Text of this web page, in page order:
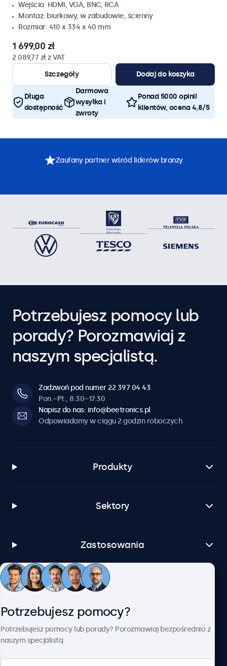
Wejścia: HDMI, VGA, BNC, RCA
Montaż: biurkowy, w zabudowie, ścienny
Rozmiar: 410 x 334 x 40 mm
1 699,00 zł
2 089,77 zł z VAT
Szczegóły
Dodaj do koszyka
Długa
dostępność
Darmowa
wysyłka i
zwroty
Ponad 5000 opinii
klientów, ocena 4,8/5
Zaufany partner wśród liderów branży
Potrzebujesz pomocy lub
porady? Porozmawiaj z
naszym specjalistą.
Zadzwoń pod numer 22 397 04 43
Pon.–Pt., 8:30–17:30
Napisz do nas: info@beetronics.pl
Odpowiadamy w ciągu 2 godzin roboczych
Produkty
Sektory
Zastosowania
Obsługa klienta
Potrzebujesz pomocy?
Potrzebujesz pomocy lub porady? Porozmawiaj bezpośrednio z
naszym specjalistą.